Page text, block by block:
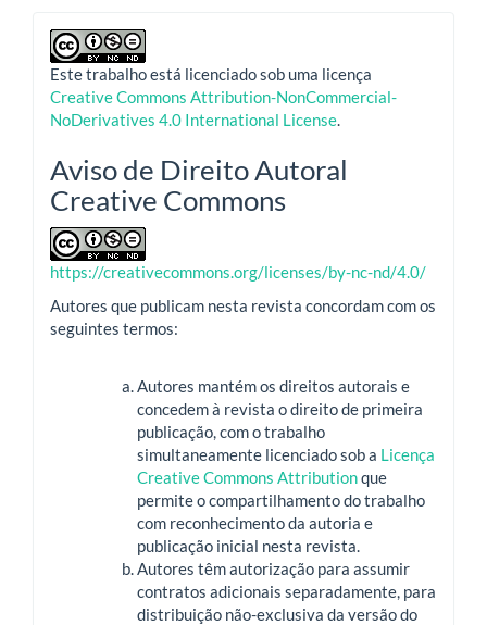
Este trabalho está licenciado sob uma licença
Creative Commons Attribution-NonCommercial-
NoDerivatives 4.0 International License.
Aviso de Direito Autoral
Creative Commons
https://creativecommons.org/licenses/by-nc-nd/4.0/
Autores que publicam nesta revista concordam com os
seguintes termos:
Autores mantém os direitos autorais e
concedem à revista o direito de primeira
publicação, com o trabalho
simultaneamente licenciado sob a Licença
Creative Commons Attributionque
permite o compartilhamento do trabalho
com reconhecimento da autoria e
publicação inicial nesta revista.
Autores têm autorização para assumir
contratos adicionais separadamente, para
distribuição não-exclusiva da versão do